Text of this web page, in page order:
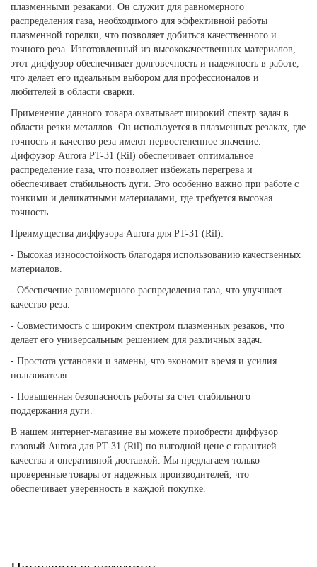
плазменными резаками. Он служит для равномерного
распределения газа, необходимого для эффективной работы
плазменной горелки, что позволяет добиться качественного и
точного реза. Изготовленный из высококачественных материалов,
этот диффузор обеспечивает долговечность и надежность в работе,
что делает его идеальным выбором для профессионалов и
любителей в области сварки.
Применение данного товара охватывает широкий спектр задач в
области резки металлов. Он используется в плазменных резаках, где
точность и качество реза имеют первостепенное значение.
Диффузор Aurora PT-31 (Ril) обеспечивает оптимальное
распределение газа, что позволяет избежать перегрева и
обеспечивает стабильность дуги. Это особенно важно при работе с
тонкими и деликатными материалами, где требуется высокая
точность.
Преимущества диффузора Aurora для PT-31 (Ril):
- Высокая износостойкость благодаря использованию качественных
материалов.
- Обеспечение равномерного распределения газа, что улучшает
качество реза.
- Совместимость с широким спектром плазменных резаков, что
делает его универсальным решением для различных задач.
- Простота установки и замены, что экономит время и усилия
пользователя.
- Повышенная безопасность работы за счет стабильного
поддержания дуги.
В нашем интернет-магазине вы можете приобрести диффузор
газовый Aurora для PT-31 (Ril) по выгодной цене с гарантией
качества и оперативной доставкой. Мы предлагаем только
проверенные товары от надежных производителей, что
обеспечивает уверенность в каждой покупке.